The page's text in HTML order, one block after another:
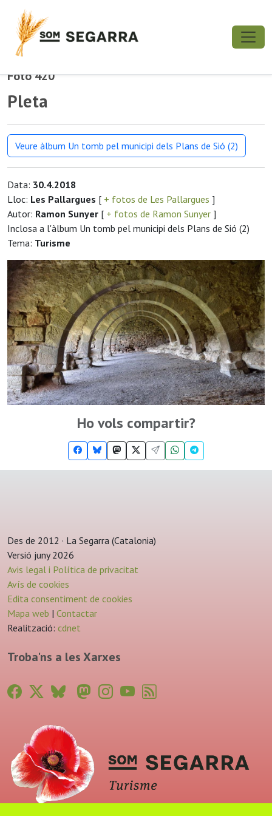
Foto 420
Pleta
Veure àlbum Un tomb pel municipi dels Plans de Sió (2)
Data: 30.4.2018
Lloc: Les Pallargues [ + fotos de Les Pallargues ]
Autor: Ramon Sunyer [ + fotos de Ramon Sunyer ]
Inclosa a l'àlbum Un tomb pel municipi dels Plans de Sió (2)
Tema: Turisme
Ho vols compartir?
Des de 2012 · La Segarra (Catalonia)
Versió juny 2026
Avis legal i Política de privacitat
Avís de cookies
Edita consentiment de cookies
Mapa web | Contactar
Realització: cdnet
Troba'ns a les Xarxes